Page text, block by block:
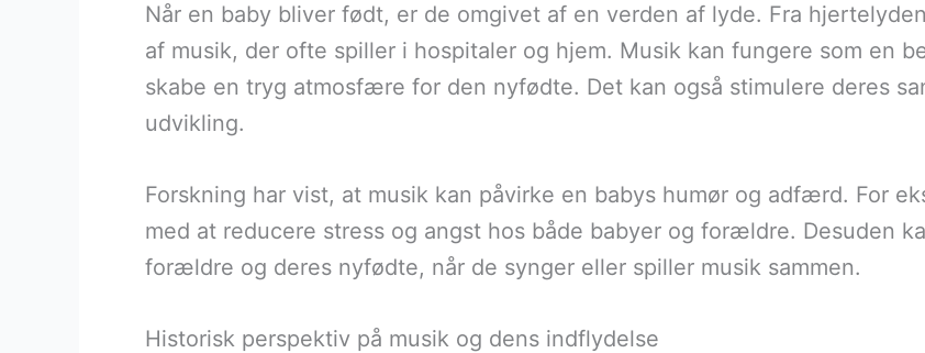
Når en baby bliver født, er de omgivet af en verden af lyde. Fra
af musik, der ofte spiller i hospitaler og hjem. Musik kan fungere som en
skabe en tryg atmosfære for den nyfødte. Det kan også stimulere deres
udvikling.
Forskning har vist, at musik kan påvirke en babys humør og adfærd. For
med at reducere stress og angst hos både babyer og forældre. Desuden
forældre og deres nyfødte, når de synger eller spiller musik sammen.
Historisk perspektiv på musik og dens indflydelse